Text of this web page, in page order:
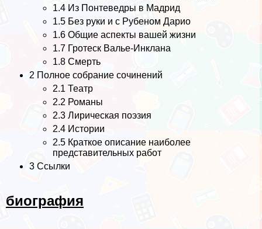
1.4 Из Понтеведры в Мадрид
1.5 Без руки и с Рубеном Дарио
1.6 Общие аспекты вашей жизни
1.7 Гротеск Валье-Инклана
1.8 Cмepть
2 Полное собрание сочинений
2.1 Театр
2.2 Романы
2.3 Лирическая поэзия
2.4 Истории
2.5 Краткое описание наиболее
представительных работ
3 Ссылки
биография